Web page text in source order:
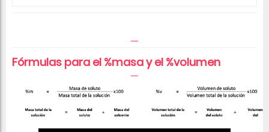
Fórmulas para el %masa y el %volumen